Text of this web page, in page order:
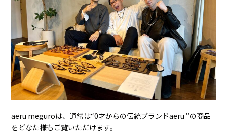
aeru meguroは、通常は“0才からの伝統ブランドaeru ”の商品
をどなた様もご覧いただけます。